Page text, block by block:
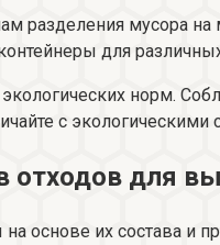
разделения мусора
для
норм.
с
отходов для
основе их состава и